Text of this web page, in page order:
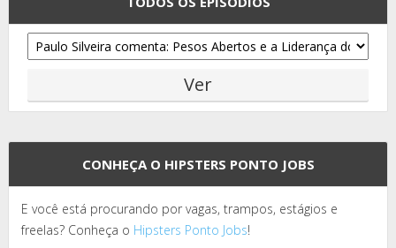
CONHEÇA O HIPSTERS PONTO JOBS
E você está procurando por vagas, trampos, estágios e
freelas? Conheça o Hipsters Ponto Jobs!